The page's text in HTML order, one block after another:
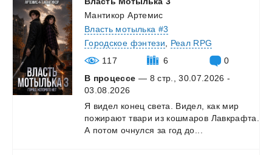
Мантикор Артемис
Власть мотылька #3
Городское фэнтези
Реал RPG
117
6
0
В процессе — 8 стр., 30.07.2026 -
03.08.2026
Я видел конец света. Видел, как мир
пожирают твари из кошмаров Лавкрафта.
А потом очнулся за год до...